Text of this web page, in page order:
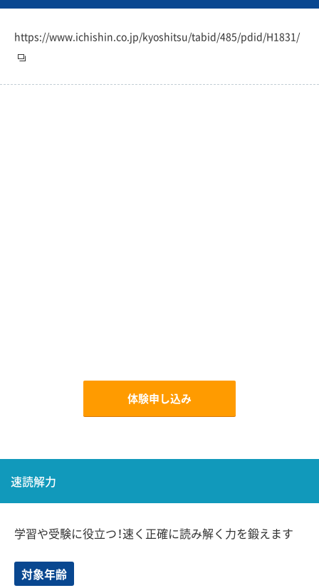
https://www.ichishin.co.jp/kyoshitsu/tabid/485/pdid/H1831/
体験申し込み
速読解力
学習や受験に役立つ！速く正確に読み解く力を鍛えます
対象年齢